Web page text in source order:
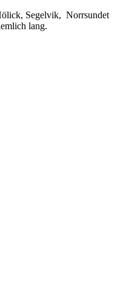
Segelvik, Norrsundet
lang.